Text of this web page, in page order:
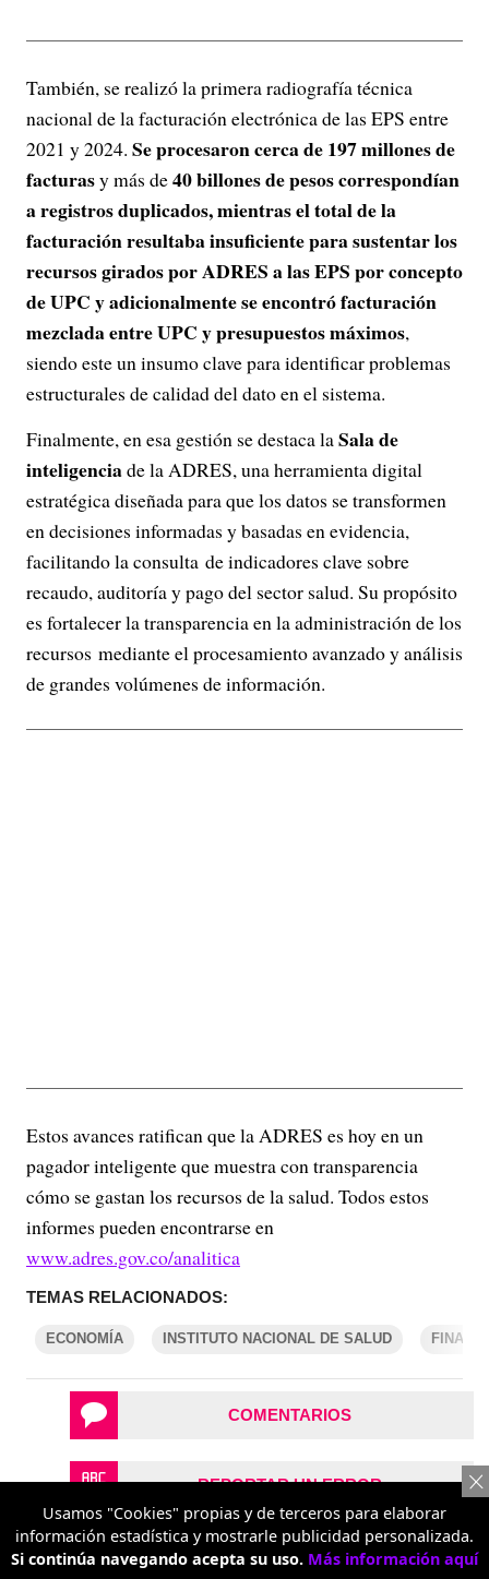
También, se realizó la primera radiografía técnica
nacional de la facturación electrónica de las EPS entre
2021 y 2024. Se procesaron cerca de 197 millones de
facturasy más de40 billones de pesos correspondían
a registros duplicados, mientras el total de la
facturación resultaba insuficiente para sustentar los
recursos girados por ADRES a las EPS por concepto
de UPC y adicionalmente se encontró facturación
mezclada entre UPC y presupuestos máximos,
siendo este un insumo clave para identificar problemas
estructurales de calidad del dato en el sistema.
Finalmente, en esa gestión se destaca laSala de
inteligenciade la ADRES, una herramienta digital
estratégica diseñada para que los datos se transformen
en decisiones informadas y basadas en evidencia,
facilitando la consulta de indicadores clave sobre
recaudo, auditoría y pago del sector salud. Su propósito
es fortalecer la transparencia en la administración de los
recursos mediante el procesamiento avanzado y análisis
de grandes volúmenes de información.
Estos avances ratifican que la ADRES es hoy en un
pagador inteligente que muestra con transparencia
cómo se gastan los recursos de la salud. Todos estos
informes pueden encontrarse en
www.adres.gov.co/analitica
TEMAS RELACIONADOS:
ECONOMÍA INSTITUTO NACIONAL DE SALUD
COMENTARIOS
REPORTAR UN ERROR
Usamos "Cookies" propias y de terceros para elaborar
información estadística y mostrarle publicidad personalizada.
Si continúa navegando acepta su uso. Más información aquí